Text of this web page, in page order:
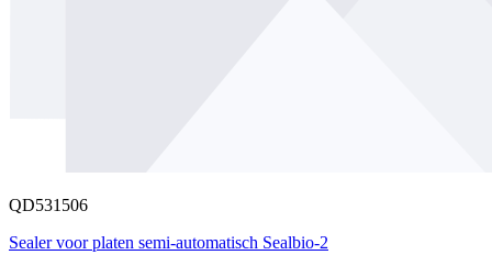
QD531506
Sealer voor platen semi-automatisch Sealbio-2